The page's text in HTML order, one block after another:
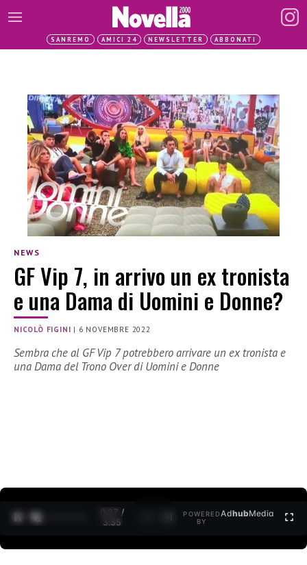
SANREMO AMICI 24 NEWSLETTER ABBONATI
NEWS
GF Vip 7, in arrivo un ex tronista
e una Dama di Uomini e Donne?
NICOLÒ FIGINI | 6 NOVEMBRE 2022
Sembra che al GF Vip 7 potrebbero arrivare un ex tronista e
una Dama del Trono Over di Uomini e Donne
0:27 /
3:35
POWERED
BY
AdhubMedia